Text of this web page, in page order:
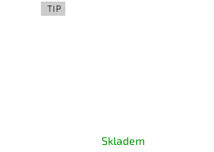
TIP
Skladem